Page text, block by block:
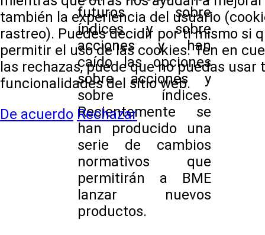
futuros sobre
índices y sobre
acciones y han
caído las opciones
sobre acciones y
sobre índices.
Recientemente se
han producido una
serie de cambios
normativos que
permitirán a BME
lanzar nuevos
productos.
también la experiencia del usuario
rastreo). Puedes decidir por ti mismo si
permitir el uso de las cookies. Ten en
las rechazas, puede que no puedas usar
funcionalidades del sitio web.
De acuerdo Rechazar